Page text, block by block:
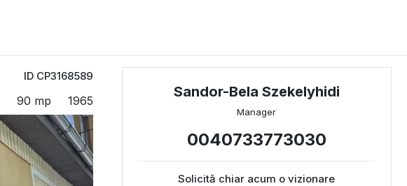
ID CP3168589
90 mp 1965
Sandor-Bela Szekelyhidi
Manager
0040733773030
Solicită chiar acum o vizionare